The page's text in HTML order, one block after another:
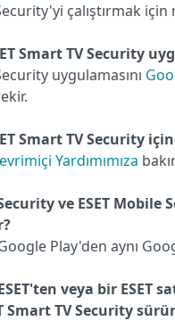
çalıştırmak
Smart TV Security
uygulamasını
Smart TV Security
Yardımımıza
Security ve ESET
Google Play'den aynı
veya bir ESET
Smart TV Security